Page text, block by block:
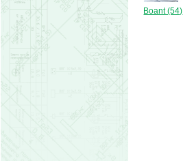
Boant (54)